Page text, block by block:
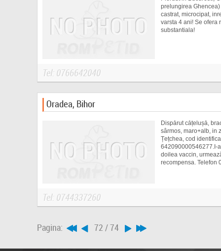
prelungirea
castrat, microcipat,
varsta 4 ani! Se ofera
substantiala!
Tel: 0766642040
Oradea, Bihor
Dispărut cățelușă,
sârmos, maro+alb, in
Țețchea, cod
642090000546277.I-
doilea vaccin,
recompensa. Telefon
Tel: 0744337260
Pagina: 72 / 74